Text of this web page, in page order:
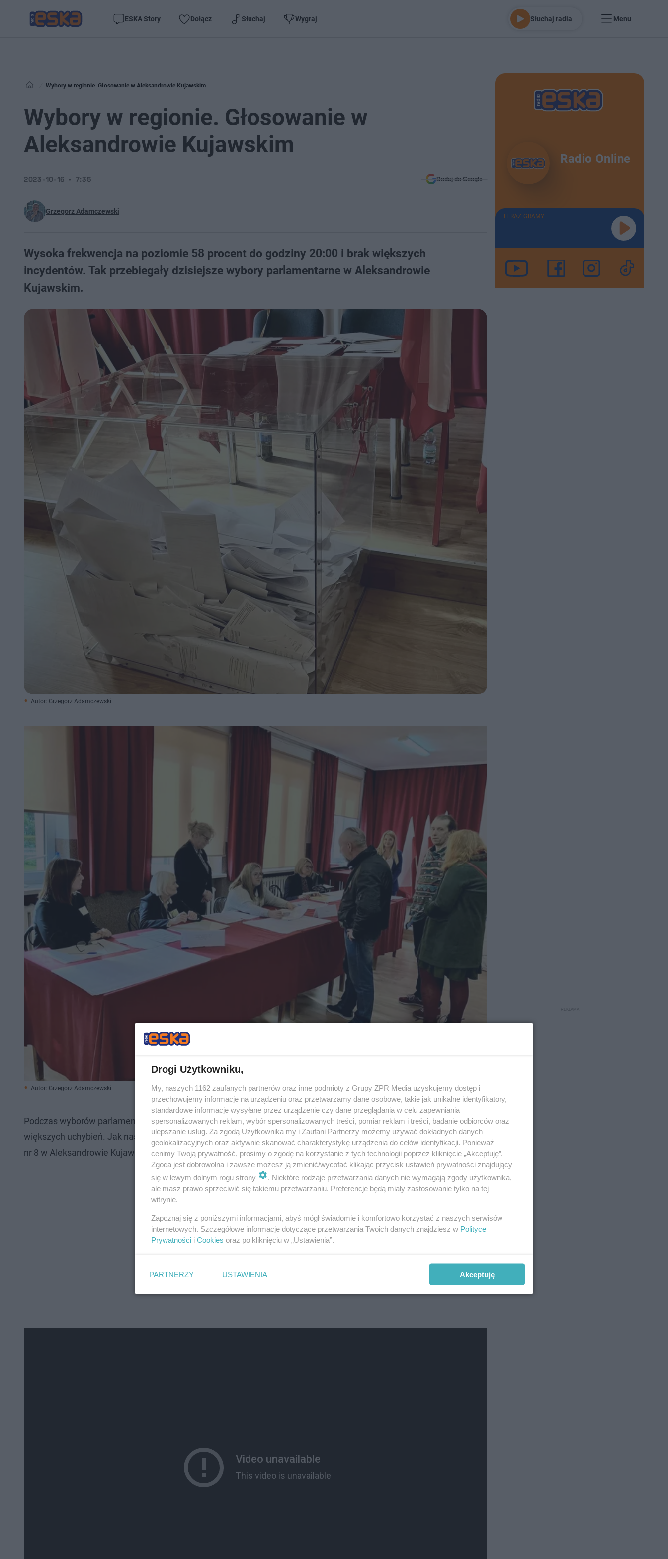
ESKA Story Dołącz Słuchaj Wygraj Słuchaj radia Menu
Wybory w regionie. Głosowanie w Aleksandrowie Kujawskim
Wybory w regionie. Głosowanie w
Aleksandrowie Kujawskim
Grzegorz Adamczewski
2023-10-16 7:35 Dodaj do Google
Wysoka frekwencja na poziomie 58 procent do godziny 20:00 i brak większych
incydentów. Tak przebiegały dzisiejsze wybory parlamentarne w Aleksandrowie
Kujawskim.
Autor: Grzegorz Adamczewski
Autor: Grzegorz Adamczewski
Podczas wyborów parlamentarnych w Aleksandrowie Kujawskim wybory przebiegały w poważnej atmosferze i bez
większych uchybień. Jak nas poinformował Kacper Wieczorkowski - przewodniczący Obwodowej Komisji Wyborczej
nr 8 w Aleksandrowie Kujawskim, zdecydowana większość głosujących nie pobrała karty referendalnej.
Radio Online
TERAZ GRAMY
Drogi Użytkowniku,
My, naszych 1162 zaufanych partnerów oraz inne podmioty z Grupy ZPR Media uzyskujemy dostęp i
przechowujemy informacje na urządzeniu oraz przetwarzamy dane osobowe, takie jak unikalne identyfikatory,
standardowe informacje wysyłane przez urządzenie czy dane przeglądania w celu zapewniania
spersonalizowanych reklam, wybór spersonalizowanych treści, pomiar reklam i treści, badanie odbiorców oraz
ulepszanie usług. Za zgodą Użytkownika my i Zaufani Partnerzy możemy używać dokładnych danych
geolokalizacyjnych oraz aktywnie skanować charakterystykę urządzenia do celów identyfikacji. Ponieważ
cenimy Twoją prywatność, prosimy o zgodę na korzystanie z tych technologii poprzez kliknięcie „Akceptuję”.
Zgoda jest dobrowolna i zawsze możesz ją zmienić/wycofać klikając przycisk ustawień prywatności znajdujący
się w lewym dolnym rogu strony
. Niektóre rodzaje przetwarzania danych nie wymagają zgody użytkownika,
ale masz prawo sprzeciwić się takiemu przetwarzaniu. Preferencje będą miały zastosowanie tylko na tej
witrynie.
Zapoznaj się z poniższymi informacjami, abyś mógł świadomie i komfortowo korzystać z naszych serwisów
internetowych. Szczegółowe informacje dotyczące przetwarzania Twoich danych znajdziesz w Polityce
Prywatności i Cookies oraz po kliknięciu w „Ustawienia”.
PARTNERZY USTAWIENIA Akceptuję